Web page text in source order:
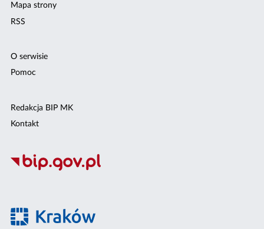
Mapa strony
RSS
O serwisie
Pomoc
Redakcja BIP MK
Kontakt